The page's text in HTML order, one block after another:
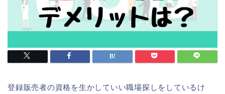
登録販売者の資格を生かしていい職場探しをしているけ